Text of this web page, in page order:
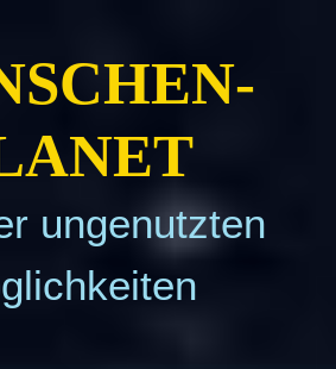
ungenutzten